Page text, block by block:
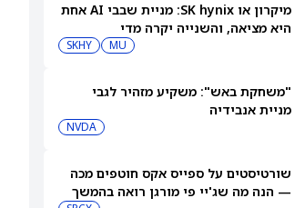
מיקרון או SK hynix: מניית שבבי AI אחת
היא מציאה, והשנייה יקרה מדי
MU
SKHY
"משחקת באש": משקיע מזהיר לגבי
מניית אנבידיה
NVDA
שורטיסטים על ספייס אקס חוטפים מכה
— הנה מה שג'יי פי מורגן רואה בהמשך